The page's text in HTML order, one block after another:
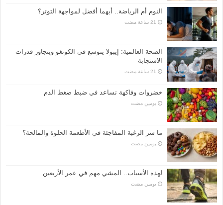
النوم أم الرياضة.. أيهما أفضل لمواجهة التوتر؟
الصحة العالمية: إيبولا يتوسع في الكونغو ويتجاوز قدرات
الاستجابة
خضروات وفاكهة تساعد في ضبط ضغط الدم
‏يومين مضت
ما سر الرغبة المفاجئة في الأطعمة الحلوة والمالحة؟
‏يومين مضت
لهذه الأسباب.. المشي مهم في عمر الأربعين
‏يومين مضت